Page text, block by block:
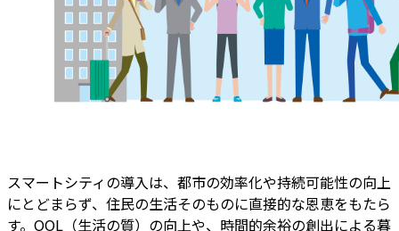
スマートシティの導入は、都市の効率化や持続可能性の向上
にとどまらず、住民の生活そのものに直接的な恩恵をもたら
す。QOL（生活の質）の向上や、時間的余裕の創出による暮